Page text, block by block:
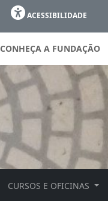
ACESSIBILIDADE
CONHEÇA A FUNDAÇÃO
CURSOS E OFICINAS